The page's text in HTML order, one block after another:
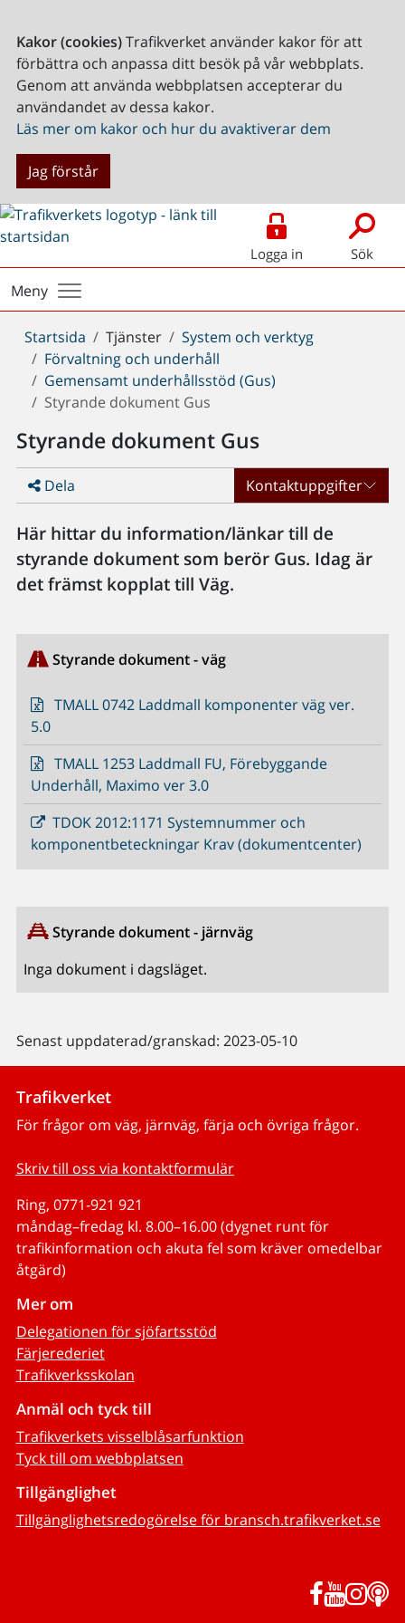
Kakor (cookies)Trafikverket använder kakor för att
förbättra och anpassa ditt besök på vår webbplats.
Genom att använda webbplatsen accepterar du
användandet av dessa kakor.
Läs mer om kakor och hur du avaktiverar dem
Jag förstår
Logga in Sök
Meny
Du
är
här:
Startsida Tjänster
System och verktyg
Förvaltning och underhåll
Gemensamt underhållsstöd (Gus)
Styrande dokument Gus
Styrande dokument Gus
Dela Kontaktuppgifter
Här hittar du information/länkar till de
styrande dokument som berör Gus. Idag är
det främst kopplat till Väg.
Styrande dokument - väg
TMALL 0742 Laddmall komponenter väg ver.
5.0
TMALL 1253 Laddmall FU, Förebyggande
Underhåll, Maximo ver 3.0
TDOK 2012:1171 Systemnummer och
komponentbeteckningar Krav (dokumentcenter)
Styrande dokument - järnväg
Inga dokument i dagsläget.
Senast uppdaterad/granskad: 2023-05-10
Trafikverket
För frågor om väg, järnväg, färja och övriga frågor.
Skriv till oss via kontaktformulär
Ring, 0771-921 921
måndag–fredag kl. 8.00–16.00 (dygnet runt för
trafikinformation och akuta fel som kräver omedelbar
åtgärd)
Mer om
Delegationen för sjöfartsstöd
Färjerederiet
Trafikverksskolan
Anmäl och tyck till
Trafikverkets visselblåsarfunktion
Tyck till om webbplatsen
Tillgänglighet
Tillgänglighetsredogörelse för bransch.trafikverket.se
Facebook
YouTube